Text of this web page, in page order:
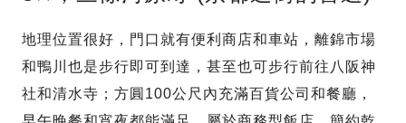
地理位置很好，門口就有便利商店和車站，離錦市場
和鴨川也是步行即可到達，甚至也可步行前往八阪神
社和清水寺；方圓100公尺內充滿百貨公司和餐廳，